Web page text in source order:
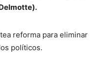
reforma para eliminar
políticos.